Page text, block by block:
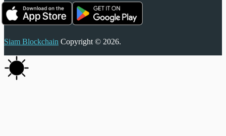
Siam Blockchain Copyright © 2026.